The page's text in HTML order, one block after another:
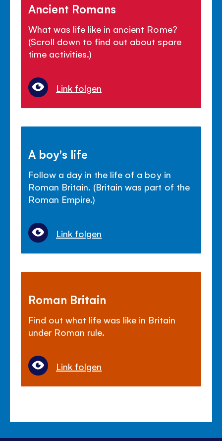
Ancient Romans
What was life like in ancient Rome?
(Scroll down to find out about spare
time activities.)
Link folgen
A boy's life
Follow a day in the life of a boy in
Roman Britain. (Britain was part of the
Roman Empire.)
Link folgen
Roman Britain
Find out what life was like in Britain
under Roman rule.
Link folgen